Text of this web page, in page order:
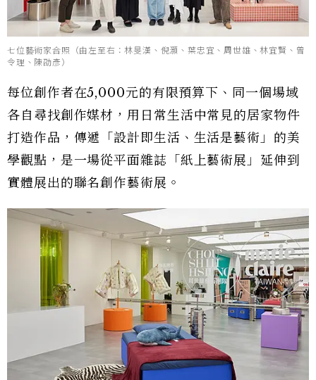
七位藝術家合照（由左至右：林旻漢、倪灝、葉忠宜、周世雄、林宜賢、曾
令理、陳劭彥）
每位創作者在5,000元的有限預算下、同一個場域
各自尋找創作媒材，用日常生活中常見的居家物件
打造作品，傳遞「設計即生活、生活是藝術」的美
學觀點，是一場從平面雜誌「紙上藝術展」延伸到
實體展出的聯名創作藝術展。